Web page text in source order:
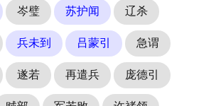
岑璧 苏护闻 辽杀
兵未到 吕蒙引 急谓
遂若 再遣兵 庞德引